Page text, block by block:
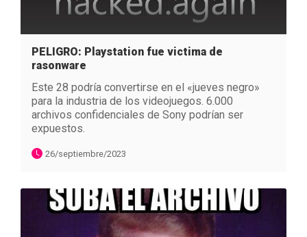
PELIGRO: Playstation fue victima de
rasonware
Este 28 podría convertirse en el «jueves negro»
para la industria de los videojuegos. 6.000
archivos confidenciales de Sony podrían ser
expuestos.
26/septiembre/2023